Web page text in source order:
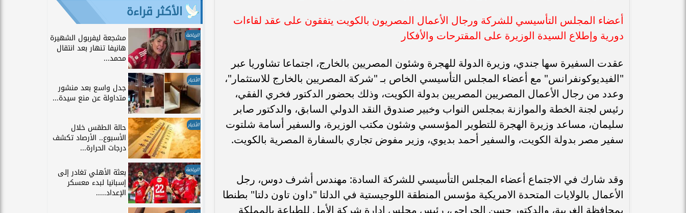
أعضاء المجلس التأسيسي للشركة ورجال الأعمال المصريون بالكويت يتفقون على عقد لقاءات
دورية وإطلاع السيدة الوزيرة على المقترحات والأفكار
عقدت السفيرة سها جندي، وزيرة الدولة للهجرة وشئون المصريين بالخارج، اجتماعا تشاوريا عبر
"الفيديوكونفرانس" مع أعضاء المجلس التأسيسي الخاص بـ "شركة المصريين بالخارج للاستثمار"،
وعدد من رجال الأعمال المصريين المصريين بدولة الكويت، وذلك بحضور الدكتور فخري الفقي،
رئيس لجنة الخطة والموازنة بمجلس النواب وخبير صندوق النقد الدولي السابق، والدكتور صابر
سليمان، مساعد وزيرة الهجرة للتطوير المؤسسي وشئون مكتب الوزيرة، والسفير أسامة شلتوت
سفير مصر بدولة الكويت، والسفير أحمد بديوي، وزير مفوض تجاري بالسفارة المصرية بالكويت.
وقد شارك في الاجتماع أعضاء المجلس التأسيسي للشركة السادة: مهندس أشرف دوس، رجل
الأعمال بالولايات المتحدة الامريكية مؤسس المنطقة اللوجيستية في الدلتا "داون تاون دلتا" بطنطا
بمحافظة الغربية، والدكتور حسن الجراحي، رئيس مجلس إدارة شركة الأمل للطباعة بالمملكة
الأكثر قراءة
الرياضة مشجعة ليفربول الشهيرة
هانيفا تنهار بعد انتقال
محمد...
الأخبار
جدل واسع بعد منشور
متداولة عن منع سيدة...
الأخبار حالة الطقس خلال
الأسبوع.. الأرصاد تكشف
درجات الحرارة...
الرياضة بعثة الأهلي تغادر إلى
إسبانيا لبدء معسكر
الإعداد.....